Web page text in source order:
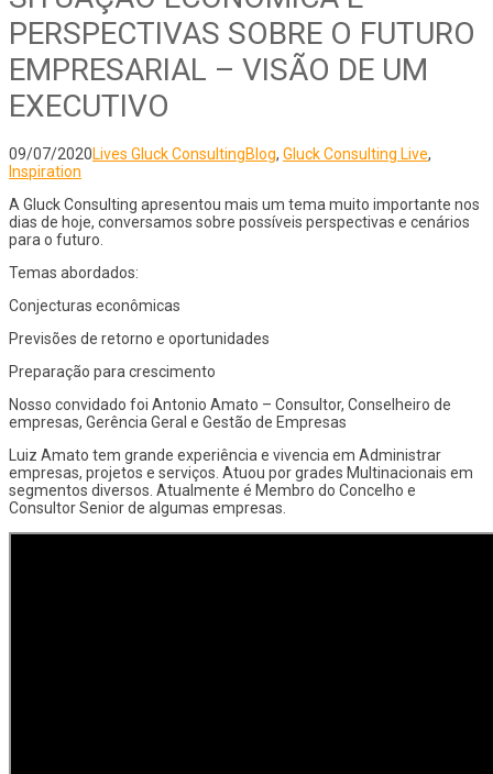
PERSPECTIVAS SOBRE O FUTURO
EMPRESARIAL – VISÃO DE UM
EXECUTIVO
09/07/2020Lives Gluck ConsultingBlog, Gluck Consulting Live,
Inspiration
A Gluck Consulting apresentou mais um tema muito importante nos
dias de hoje, conversamos sobre possíveis perspectivas e cenários
para o futuro.
Temas abordados:
Conjecturas econômicas
Previsões de retorno e oportunidades
Preparação para crescimento
Nosso convidado foi Antonio Amato – Consultor, Conselheiro de
empresas, Gerência Geral e Gestão de Empresas
Luiz Amato tem grande experiência e vivencia em Administrar
empresas, projetos e serviços. Atuou por grades Multinacionais em
segmentos diversos. Atualmente é Membro do Concelho e
Consultor Senior de algumas empresas.